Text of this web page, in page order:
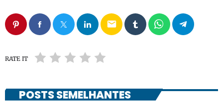
email
RATE IT
POSTS SEMELHANTES